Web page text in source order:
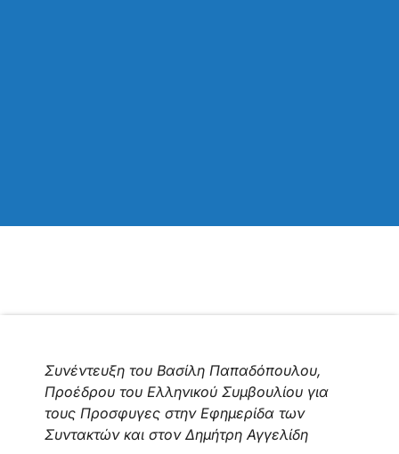
Συνέντευξη του Βασίλη Παπαδόπουλου,
Προέδρου του Ελληνικού Συμβουλίου για
τους Προσφυγες στην Εφημερίδα των
Συντακτών και στον Δημήτρη Αγγελίδη